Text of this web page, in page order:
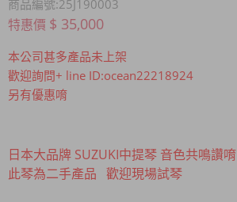
商品編號:25J190003
特惠價 $ 35,000
本公司甚多產品未上架
歡迎詢問+ line ID:ocean22218924
另有優惠唷
日本大品牌 SUZUKI中提琴 音色共鳴讚唷
此琴為二手產品 歡迎現場試琴